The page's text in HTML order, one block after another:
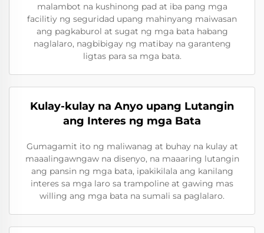
malambot na kushinong pad at iba pang mga
facilitiy ng seguridad upang mahinyang maiwasan
ang pagkaburol at sugat ng mga bata habang
naglalaro, nagbibigay ng matibay na garanteng
ligtas para sa mga bata.
Kulay-kulay na Anyo upang Lutangin
ang Interes ng mga Bata
Gumagamit ito ng maliwanag at buhay na kulay at
maaalingawngaw na disenyo, na maaaring lutangin
ang pansin ng mga bata, ipakikilala ang kanilang
interes sa mga laro sa trampoline at gawing mas
willing ang mga bata na sumali sa paglalaro.